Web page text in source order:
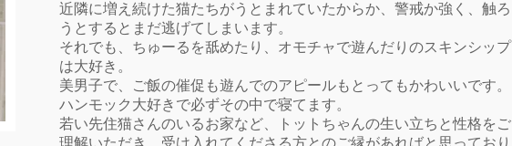
近隣に増え続けた猫たちがうとまれていたからか、警戒か強く、触ろ
うとするとまだ逃げてしまいます。
それでも、ちゅーるを舐めたり、オモチャで遊んだりのスキンシップ
は大好き。
美男子で、ご飯の催促も遊んでのアピールもとってもかわいいです。
ハンモック大好きで必ずその中で寝てます。
若い先住猫さんのいるお家など、トットちゃんの生い立ちと性格をご
理解いただき、受け入れてくださる方とのご縁があればと思っており